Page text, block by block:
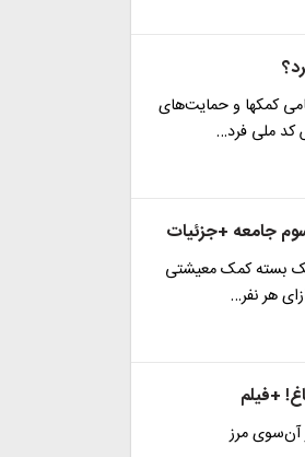
درحالی که در تبصره ۱۷ قانون بودجه بر ثبت تمامی کمک‎ها و حمایت‌های
ملی فرد…
جامعه +جزئیات
بسته کمک معیشتی
هر نفر…
+فیلم
آن‌سوی مرز